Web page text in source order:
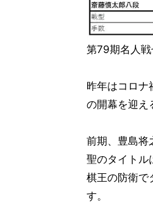
第79期名人
昨年はコロナ
の開幕を迎え
前期、豊島将
聖のタイトル
棋王の防衛で
す。